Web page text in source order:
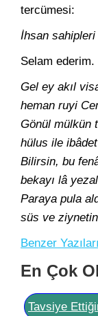
tercümesi:
İhsan
Selam ederim.
Gel ey akıl
heman ruyi
Gönül mülkün
hülus ile
Bilirsin, bu
bekayı lâ
Paraya pula
süs ve
Benzer
En Çok
Tavsiye